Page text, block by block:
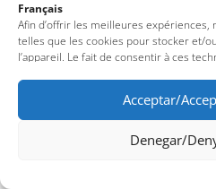
Français
Afin d’offrir les meilleures
telles que les cookies pour stocker et/
l’appareil. Le fait de consentir à ces
uniques sur ce site. Le fait de ne pas
consentement peut avoir un effet
caractéristiques du site.
Acceptar/
Denegar/